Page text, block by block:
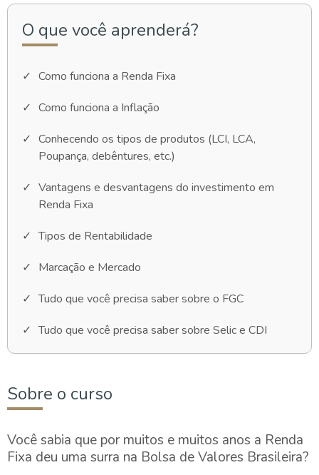
O que você aprenderá?
Como funciona a Renda Fixa
Como funciona a Inflação
Conhecendo os tipos de produtos (LCI, LCA,
Poupança, debêntures, etc.)
Vantagens e desvantagens do investimento em
Renda Fixa
Tipos de Rentabilidade
Marcação e Mercado
Tudo que você precisa saber sobre o FGC
Tudo que você precisa saber sobre Selic e CDI
Sobre o curso
Você sabia que por muitos e muitos anos a Renda
Fixa deu uma surra na Bolsa de Valores Brasileira?